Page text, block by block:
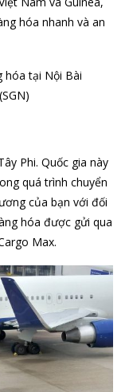
hóa nhanh và an
hóa tại Nội Bài
Phi. Quốc gia này
quá trình chuyển
của bạn với đối
hóa được gửi qua
Max.